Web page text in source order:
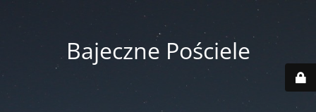
Bajeczne Pościele